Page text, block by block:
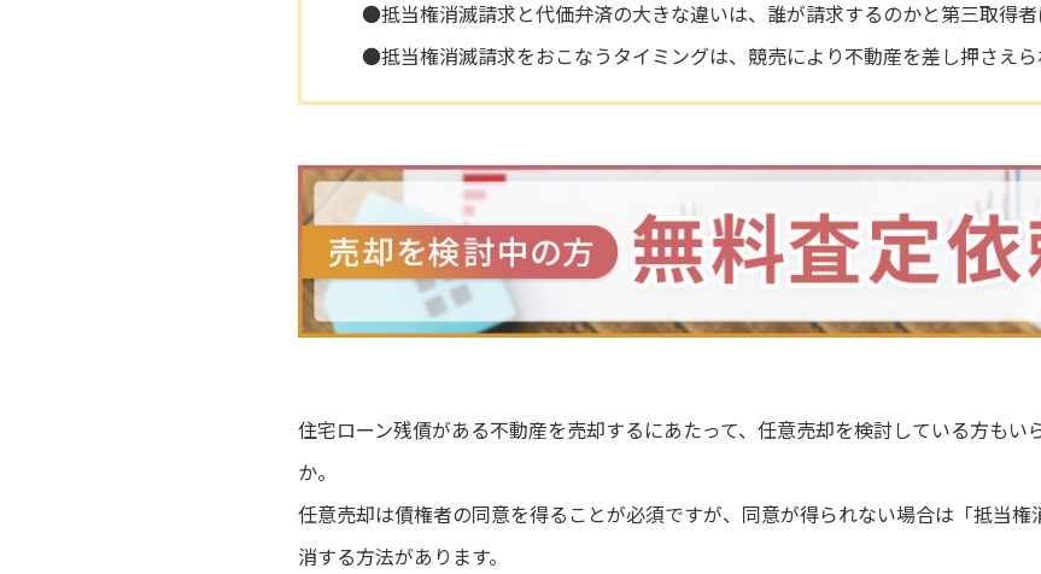
●抵当権消滅請求と代価弁済の大きな違いは、誰が請求するのかと第三取得
●抵当権消滅請求をおこなうタイミングは、競売により不動産を差し押さえ
住宅ローン残債がある不動産を売却するにあたって、任意売却を検討している方もい
か。
任意売却は債権者の同意を得ることが必須ですが、同意が得られない場合は「抵当
消する方法があります。